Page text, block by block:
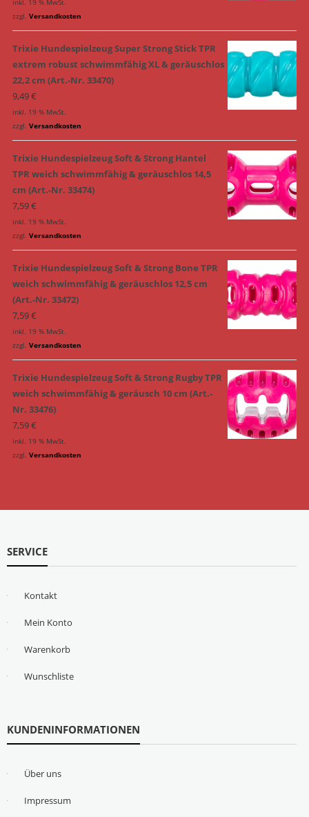
zzgl. Versandkosten
Trixie Hundespielzeug Super Strong Stick TPR
extrem robust schwimmfähig XL & geräuschlos
22,2 cm (Art.-Nr. 33470)
9,49€
inkl. 19 % MwSt.
zzgl. Versandkosten
Trixie Hundespielzeug Soft & Strong Hantel
TPR weich schwimmfähig & geräuschlos 14,5
cm (Art.-Nr. 33474)
7,59€
inkl. 19 % MwSt.
zzgl. Versandkosten
Trixie Hundespielzeug Soft & Strong Bone TPR
weich schwimmfähig & geräuschlos 12,5 cm
(Art.-Nr. 33472)
7,59€
inkl. 19 % MwSt.
zzgl. Versandkosten
Trixie Hundespielzeug Soft & Strong Rugby TPR
weich schwimmfähig & geräusch 10 cm (Art.-
Nr. 33476)
7,59€
inkl. 19 % MwSt.
zzgl. Versandkosten
SERVICE
Kontakt
Mein Konto
Warenkorb
Wunschliste
KUNDENINFORMATIONEN
Über uns
Impressum